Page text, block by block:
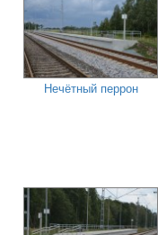
Нечётный перрон